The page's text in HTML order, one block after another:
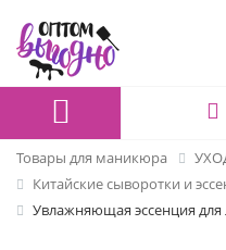
Товары для маникюра
Китайские сыворотки и
Увлажняющая эссенция